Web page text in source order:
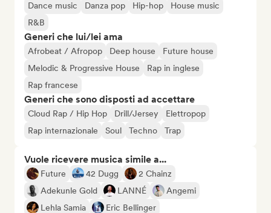
Dance music Danza pop Hip-hop
House music
R&B
Generi che lui/lei ama
Afrobeat / Afropop Deep house
Future house
Melodic & Progressive House
Rap in inglese
Rap francese
Generi che sono disposti ad accettare
Cloud Rap / Hip Hop Drill/Jersey
Elettropop
Rap internazionale
Soul Techno Trap
Vuole ricevere musica simile a...
Future 42 Dugg
2 Chainz
Adekunle Gold
LANNÉ
Angemi
Lehla Samia
Eric Bellinger